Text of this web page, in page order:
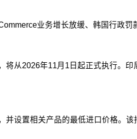
业务增长放缓、韩国行政罚
从2026年11月1日起正式执行。
设置相关产品的最低进口价格。该